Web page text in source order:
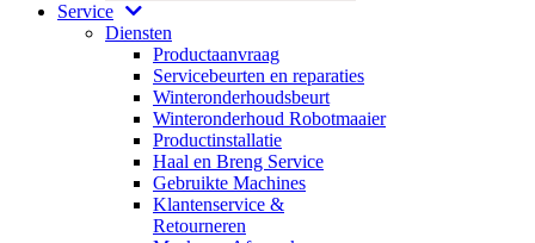
Service
Diensten
Productaanvraag
Servicebeurten en reparaties
Winteronderhoudsbeurt
Winteronderhoud Robotmaaier
Productinstallatie
Haal en Breng Service
Gebruikte Machines
Klantenservice &
Retourneren